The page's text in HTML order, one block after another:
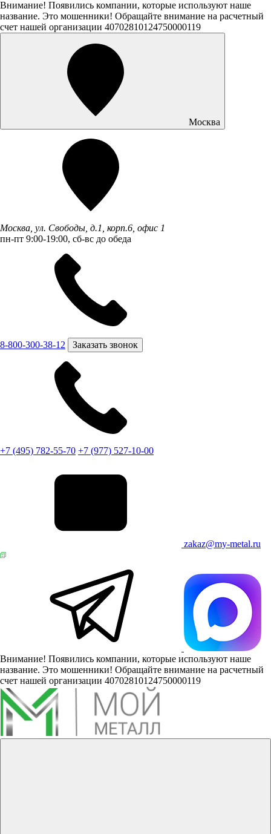
Внимание! Появились компании, которые используют наше
название. Это мошенники! Обращайте внимание на расчетный
счет нашей организации 40702810124750000119
Москва
Москва, ул. Свободы, д.1, корп.6, офис 1
пн-пт 9:00-19:00, сб-вс до обеда
8-800-300-38-12 Заказать звонок
+7 (495) 782-55-70 +7 (977) 527-10-00
zakaz@my-metal.ru
Внимание! Появились компании, которые используют наше
название. Это мошенники! Обращайте внимание на расчетный
счет нашей организации 40702810124750000119